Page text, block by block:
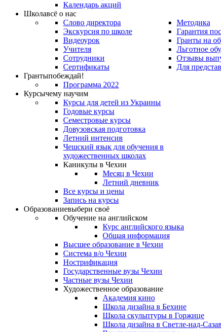
Календарь акций
Школавсё о нас
Слово директора
Экскурсия по школе
Видеоурок
Учителя
Сотрудники
Сертификаты
Методика
Гарантия
Гранты на
Льготное
Отзывы
Для
Грантыпобеждай!
Программа 2022
Курсычему научим
Курсы для детей из Украины
Годовые курсы
Семестровые курсы
Довузовская подготовка
Летний интенсив
Чешский язык для обучения в
художественных школах
Каникулы в Чехии
Месяц в Чехии
Летний дневник
Все курсы и цены
Запись на курсы
Образованиевыбери своё
Обучение на английском
Курс английского языка
Общая информация
Высшее образование в Чехии
Система в/о Чехии
Нострификация
Государственные вузы Чехии
Частные вузы Чехии
Художественное образование
Академия кино
Школа дизайна в Бехине
Школа скульптуры в Горжице
Школа дизайна в Светле-над-